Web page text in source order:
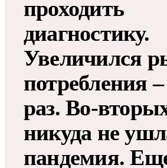
проходить
диагностику.
Увеличился
потребления –
раз. Во-
никуда не
пандемия.